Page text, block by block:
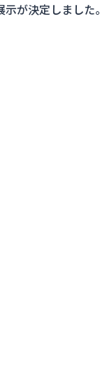
が決定しました。